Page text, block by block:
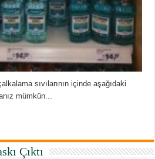
sıvılarının içinde aşağıdaki
mümkün...
Çıktı